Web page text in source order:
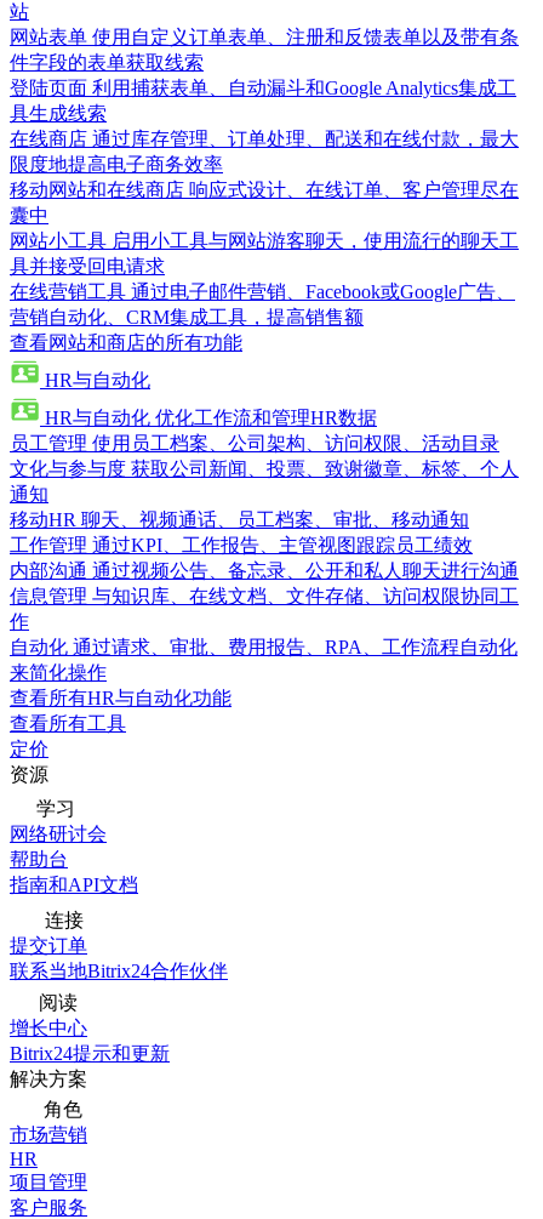
站
网站表单 使用自定义订单表单、注册和反馈表单以及带有条
件字段的表单获取线索
登陆页面 利用捕获表单、自动漏斗和Google Analytics集成工
具生成线索
在线商店 通过库存管理、订单处理、配送和在线付款，最大
限度地提高电子商务效率
移动网站和在线商店 响应式设计、在线订单、客户管理尽在
囊中
网站小工具 启用小工具与网站游客聊天，使用流行的聊天工
具并接受回电请求
在线营销工具 通过电子邮件营销、Facebook或Google广告、
营销自动化、CRM集成工具，提高销售额
查看网站和商店的所有功能
HR与自动化
HR与自动化 优化工作流和管理HR数据
员工管理 使用员工档案、公司架构、访问权限、活动目录
文化与参与度 获取公司新闻、投票、致谢徽章、标签、个人
通知
移动HR 聊天、视频通话、员工档案、审批、移动通知
工作管理 通过KPI、工作报告、主管视图跟踪员工绩效
内部沟通 通过视频公告、备忘录、公开和私人聊天进行沟通
信息管理 与知识库、在线文档、文件存储、访问权限协同工
作
自动化 通过请求、审批、费用报告、RPA、工作流程自动化
来简化操作
查看所有HR与自动化功能
查看所有工具
定价
资源
学习
网络研讨会
帮助台
指南和API文档
连接
提交订单
联系当地Bitrix24合作伙伴
阅读
增长中心
Bitrix24提示和更新
解决方案
角色
市场营销
HR
项目管理
客户服务